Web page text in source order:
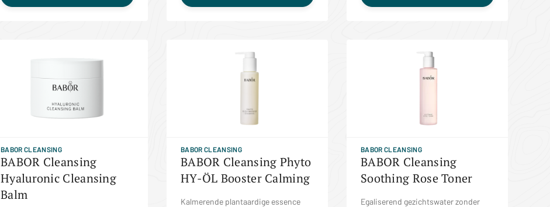
BABOR CLEANSING
BABOR Cleansing
Hyaluronic Cleansing
Balm
BABOR CLEANSING
BABOR Cleansing Phyto
HY-ÖL Booster Calming
Kalmerende plantaardige essence
BABOR CLEANSING
BABOR Cleansing
Soothing Rose Toner
Egaliserend gezichtswater zonder